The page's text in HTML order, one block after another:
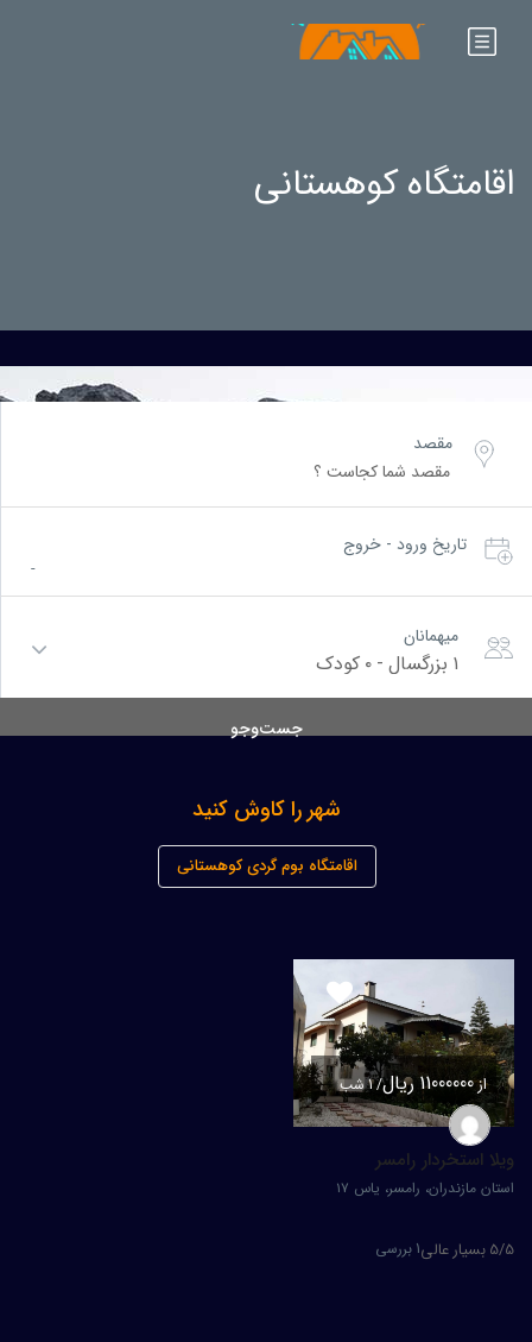
اقامتگاه کوهستانی
مقصد
تاریخ ورود - خروج
-
میهمانان
۱ بزرگسال - ۰ کودک
جست‌وجو
شهر را کاوش کنید
اقامتگاه بوم گردی کوهستانی
از11000000 ریال / 1 شب
ویلا استخردار رامسر
استان مازندران، رامسر، یاس ۱۷
5/5 بسیار عالی 1 بررسی